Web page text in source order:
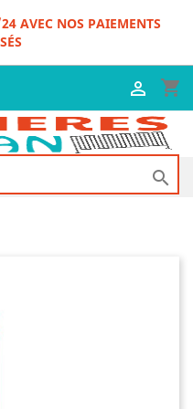
AVEC NOS PAIEMENTS
shopping_cart

